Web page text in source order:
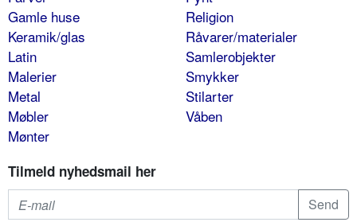
Gamle huse
Keramik/glas
Latin
Malerier
Metal
Møbler
Mønter
Religion
Råvarer/materialer
Samlerobjekter
Smykker
Stilarter
Våben
Tilmeld nyhedsmail her